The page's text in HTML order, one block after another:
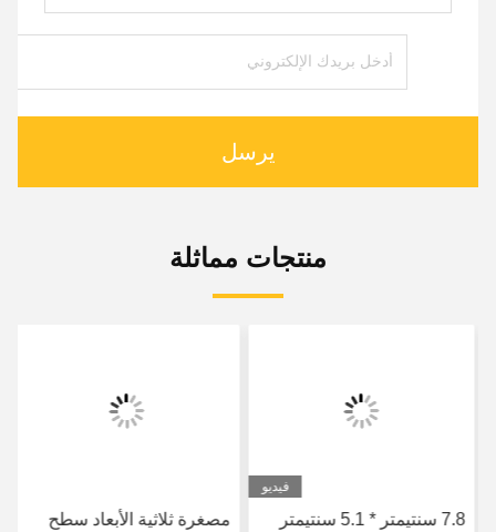
يرسل
منتجات مماثلة
فيديو
7.8 سنتيمتر * 5.1 سنتيمتر
مصغرة ثلاثية الأبعاد سطح